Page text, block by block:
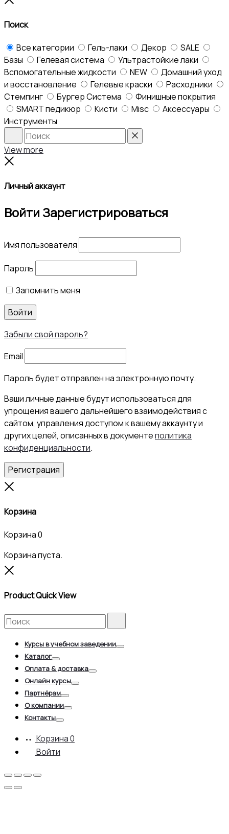
Поиск
Все категории Гель-лаки Декор
SALE
Базы
Гелевая система
Ультрастойкие лаки
Вспомогательные жидкости
NEW
Домашний уход
и восстановление
Гелевые краски
Расходники
Стемпинг
Бургер Система
Финишные покрытия
SMART педикюр
Кисти Misc
Аксессуары
Инструменты
Search
View more
Личный аккаунт
ВойтиЗарегистрироваться
Имя пользователя
Пароль
Запомнить меня
Войти
Забыли свой пароль?
Email
Пароль будет отправлен на электронную почту.
Ваши личные данные будут использоваться для
упрощения вашего дальнейшего взаимодействия с
сайтом, управления доступом к вашему аккаунту и
других целей, описанных в документеполитика
конфиденциальности.
Регистрация
Корзина
Корзина0
Корзина пуста.
Product Quick View
Search
for:
Курсы в учебном заведении
Каталог
Toggle
Оплата & доставка
Онлайн курсы
Партнёрам
О компании
Контакты
Корзина0
Войти